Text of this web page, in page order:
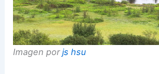
Imagen porjs hsu